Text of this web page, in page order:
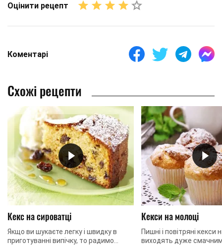
Оцінити рецепт
Коментарі
Схожі рецепти
Кекс на сироватці
Якщо ви шукаєте легку і швидку в
приготуванні випічку, то радимо
Кекси на молоці
Пишні і повітряні кекси
виходять дуже